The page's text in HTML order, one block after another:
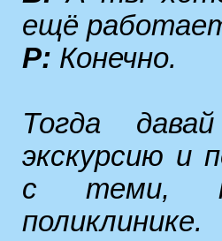
ещё
Р: Конечно.
Тогда
экскурсию и
с теми,
поликлинике.